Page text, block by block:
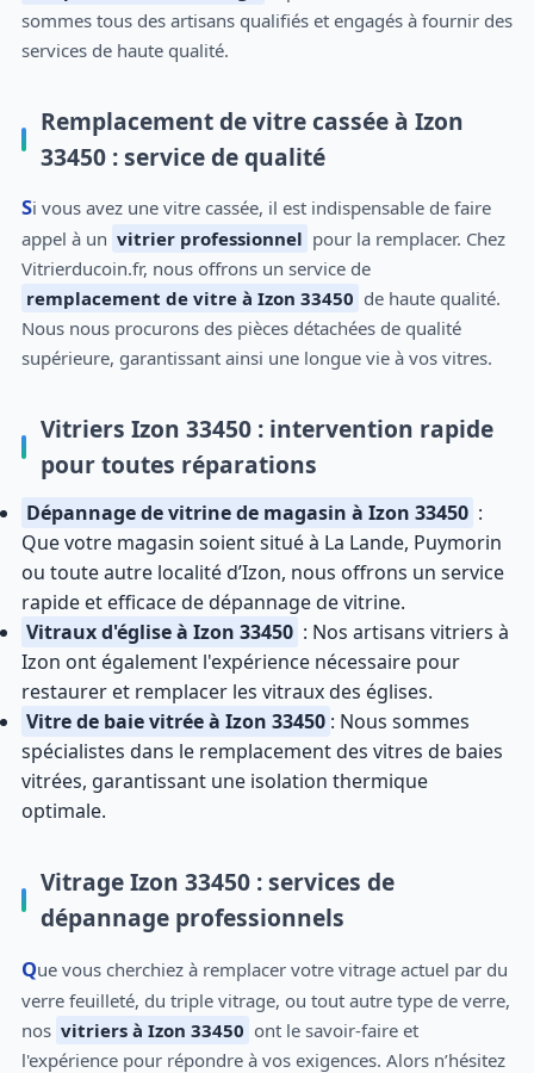
sommes tous des artisans qualifiés et engagés à fournir des
services de haute qualité.
Remplacement de vitre cassée à Izon
33450 : service de qualité
Si vous avez une vitre cassée, il est indispensable de faire
appel à un vitrier professionnel pour la remplacer. Chez
Vitrierducoin.fr, nous offrons un service de
remplacement de vitre à Izon 33450 de haute qualité.
Nous nous procurons des pièces détachées de qualité
supérieure, garantissant ainsi une longue vie à vos vitres.
Vitriers Izon 33450 : intervention rapide
pour toutes réparations
Dépannage de vitrine de magasin à Izon 33450 :
Que votre magasin soient situé à La Lande, Puymorin
ou toute autre localité d’Izon, nous offrons un service
rapide et efficace de dépannage de vitrine.
Vitraux d'église à Izon 33450 : Nos artisans vitriers à
Izon ont également l'expérience nécessaire pour
restaurer et remplacer les vitraux des églises.
Vitre de baie vitrée à Izon 33450 : Nous sommes
spécialistes dans le remplacement des vitres de baies
vitrées, garantissant une isolation thermique
optimale.
Vitrage Izon 33450 : services de
dépannage professionnels
Que vous cherchiez à remplacer votre vitrage actuel par du
verre feuilleté, du triple vitrage, ou tout autre type de verre,
nos vitriers à Izon 33450 ont le savoir-faire et
l'expérience pour répondre à vos exigences. Alors n’hésitez